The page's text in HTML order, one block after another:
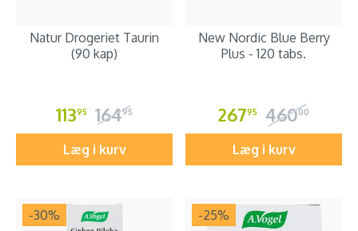
Natur Drogeriet Taurin
(90 kap)
11395 16495
Læg i kurv
New Nordic Blue Berry
Plus - 120 tabs.
26795 46000
Læg i kurv
-30% -25%